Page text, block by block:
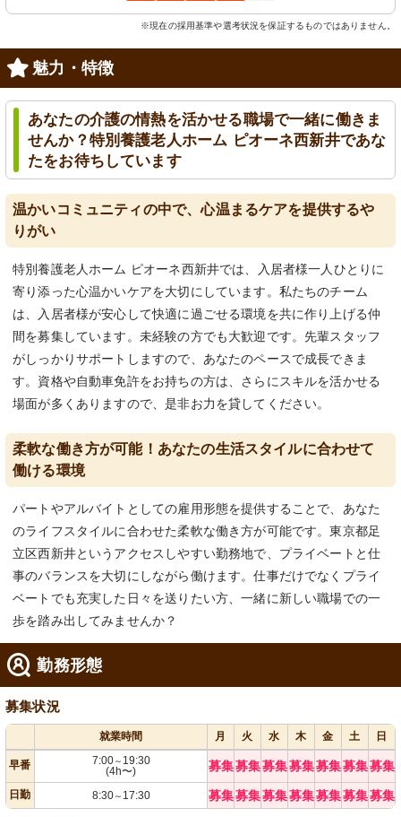
※現在の採用基準や選考状況を保証するものではありません。
魅力・特徴
あなたの介護の情熱を活かせる職場で一緒に働きま
せんか？特別養護老人ホーム ピオーネ西新井であな
たをお待ちしています
温かいコミュニティの中で、心温まるケアを提供するや
りがい
特別養護老人ホーム ピオーネ西新井では、入居者様一人ひとりに
寄り添った心温かいケアを大切にしています。私たちのチーム
は、入居者様が安心して快適に過ごせる環境を共に作り上げる仲
間を募集しています。未経験の方でも大歓迎です。先輩スタッフ
がしっかりサポートしますので、あなたのペースで成長できま
す。資格や自動車免許をお持ちの方は、さらにスキルを活かせる
場面が多くありますので、是非お力を貸してください。
柔軟な働き方が可能！あなたの生活スタイルに合わせて
働ける環境
パートやアルバイトとしての雇用形態を提供することで、あなた
のライフスタイルに合わせた柔軟な働き方が可能です。東京都足
立区西新井というアクセスしやすい勤務地で、プライベートと仕
事のバランスを大切にしながら働けます。仕事だけでなくプライ
ベートでも充実した日々を送りたい方、一緒に新しい職場での一
歩を踏み出してみませんか？
勤務形態
募集状況
就業時間 月 火 水 木 金 土 日
早番 7:00～ 19:30
(4h〜)
募集募集募集募集募集募集募集
日勤 8:30～ 17:30 募集募集募集募集募集募集募集